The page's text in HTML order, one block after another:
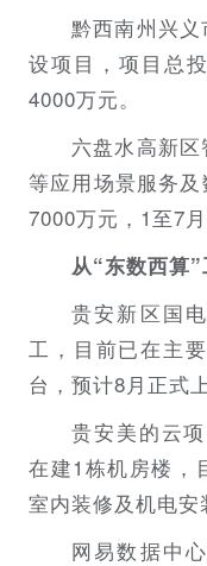
黔西南州兴
设项目，项目总
4000万元。
六盘水高新
等应用场景服务
7000万元，1至7
从“东数西算”
贵安新区国
工，目前已在主
台，预计8月正式上
贵安美的云
在建1栋机房楼，
室内装修及机电安
网易数据中